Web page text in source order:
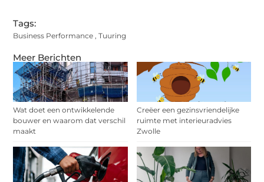
Meer Berichten
Wat doet een ontwikkelende
bouwer en waarom dat verschil
maakt
Creëer een gezinsvriendelijke
ruimte met interieuradvies
Zwolle
Tags:
Business Performance ,Tuuring